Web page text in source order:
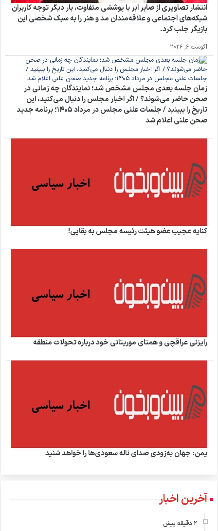
انتشار تصاویری از صابر ابر با پوششی متفاوت، بار دیگر توجه کاربران
شبکه‌های اجتماعی و علاقه‌مندان مد و هنر را به سبک شخصی این
بازیگر جلب کرد.
آگوست 6, 2026
زمان جلسه بعدی مجلس مشخص شد؛ نمایندگان چه زمانی در
صحن حاضر می‌شوند؟ / اگر اخبار مجلس را دنبال می‌کنید، این
تاریخ را ببینید / جلسات علنی مجلس در مرداد ۱۴۰۵؛ برنامه جدید
صحن علنی اعلام شد
کنایه عجیب عضو هیئت رئیسه مجلس به بقایی!
رایزنی عراقچی و همتای موریتانی خود درباره تحولات منطقه
یمن: جهان به‌زودی صدای ناله سعودی‌ها را خواهد شنید
آخرین اخبار